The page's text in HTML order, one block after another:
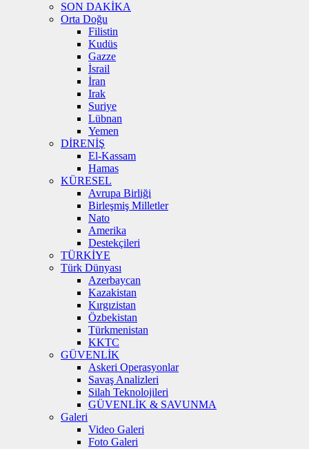
SON DAKİKA
Orta Doğu
Filistin
Kudüs
Gazze
İsrail
İran
Irak
Suriye
Lübnan
Yemen
DİRENİŞ
El-Kassam
Hamas
KÜRESEL
Avrupa Birliği
Birleşmiş Milletler
Nato
Amerika
Destekçileri
TÜRKİYE
Türk Dünyası
Azerbaycan
Kazakistan
Kırgızistan
Özbekistan
Türkmenistan
KKTC
GÜVENLİK
Askeri Operasyonlar
Savaş Analizleri
Silah Teknolojileri
GÜVENLİK & SAVUNMA
Galeri
Video Galeri
Foto Galeri